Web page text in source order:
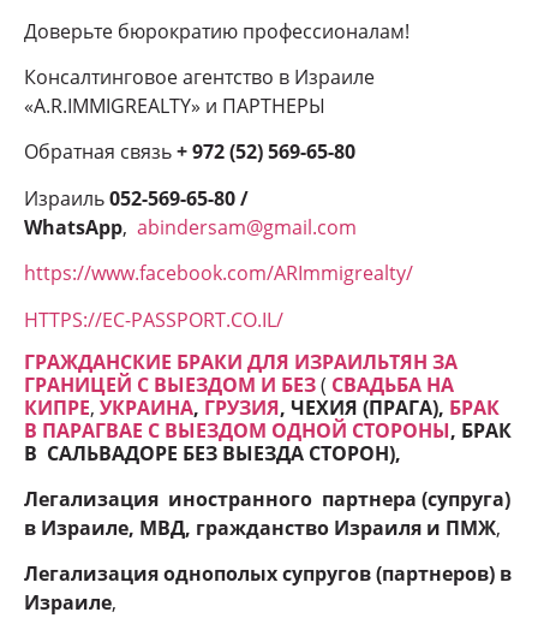
Доверьте бюрократию профессионалам!
Консалтинговое агентство в Израиле
«A.R.IMMIGREALTY» и ПАРТНЕРЫ
Обратная связь+ 972 (52) 569-65-80
Израиль052-569-65-80 /
WhatsApp, abindersam@gmail.com
https://www.facebook.com/ARImmigrealty/
HTTPS://EC-PASSPORT.CO.IL/
ГРАЖДАНСКИЕ БРАКИ ДЛЯ ИЗРАИЛЬТЯН ЗА
ГРАНИЦЕЙ С ВЫЕЗДОМ И БЕЗ( СВАДЬБА НА
КИПРЕ, УКРАИНА, ГРУЗИЯ, ЧЕХИЯ (ПРАГА), БРАК
В ПАРАГВАЕ С ВЫЕЗДОМ ОДНОЙ СТОРОНЫ, БРАК
В САЛЬВАДОРЕ БЕЗ ВЫЕЗДА СТОРОН),
Легализация иностранного партнера (супруга)
в Израиле, МВД, гражданство Израиля и ПМЖ,
Легализация однополых супругов (партнеров) в
Израиле,